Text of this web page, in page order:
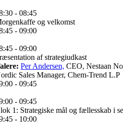
- 08:45
og velkomst
- 09:00
- 09:00
af strategiudkast
Per Andersen, CEO, Nestaan
Sales Manager, Chem-Trend L.P
- 09:45
- 09:45
1: Strategiske mål og fællesskab i
- 10:00